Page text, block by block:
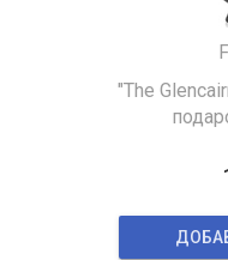
"The